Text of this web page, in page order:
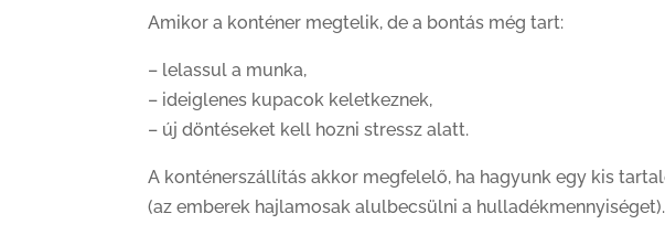
Amikor a konténer megtelik, de a bontás még tart:
– lelassul a munka,
– ideiglenes kupacok keletkeznek,
– új döntéseket kell hozni stressz alatt.
A konténerszállítás akkor megfelelő, ha hagyunk egy kis
(az emberek hajlamosak alulbecsülni a hulladékmennyiséget).